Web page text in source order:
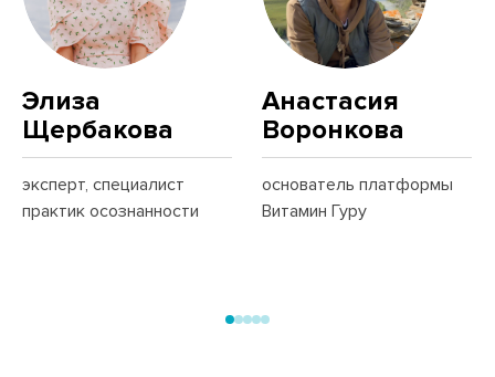
Элиза
Щербакова
эксперт, специалист
практик осознанности
Анастасия
Воронкова
основатель платформы
Витамин Гуру